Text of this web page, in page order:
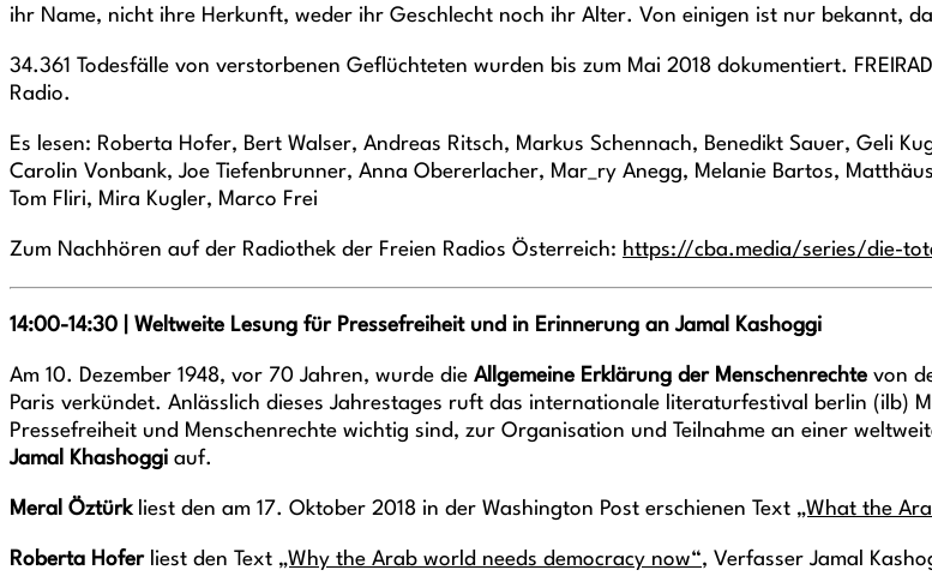
ihr Name, nicht ihre Herkunft, weder ihr Geschlecht noch ihr Alter. Von einigen ist nur bekannt,
34.361 Todesfälle von verstorbenen Geflüchteten wurden bis zum Mai 2018 dokumentiert.
Radio.
Es lesen: Roberta Hofer, Bert Walser, Andreas Ritsch, Markus Schennach, Benedikt Sauer, Geli
Carolin Vonbank, Joe Tiefenbrunner, Anna Obererlacher, Mar_ry Anegg, Melanie Bartos,
Tom Fliri, Mira Kugler, Marco Frei
Zum Nachhören auf der Radiothek der Freien Radios Österreich: https://cba.media/series/die-
14:00-14:30 Weltweite Lesung für Pressefreiheit und in Erinnerung an Jamal Kashoggi
Am 10. Dezember 1948, vor 70 Jahren, wurde die Allgemeine Erklärung der Menschenrechte von
Paris verkündet. Anlässlich dieses Jahrestages ruft das internationale literaturfestival berlin (ilb)
Pressefreiheit und Menschenrechte wichtig sind, zur Organisation und Teilnahme an einer
Jamal Khashoggi auf.
Meral Öztürkliest den am 17. Oktober 2018 in der Washington Post erschienen Text „What the
Roberta Hoferliest den Text „Why the Arab world needs democracy now“, Verfasser Jamal